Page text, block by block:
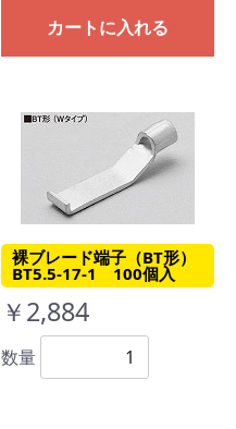
カートに入れる
裸ブレード端子（BT形）
BT5.5-17-1 100個入
￥2,884
数量